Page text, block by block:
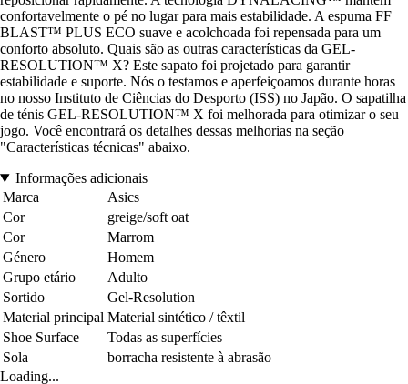
confortavelmente o pé no lugar para mais estabilidade. A espuma FF
BLAST™ PLUS ECO suave e acolchoada foi repensada para um
conforto absoluto. Quais são as outras características da GEL-
RESOLUTION™ X? Este sapato foi projetado para garantir
estabilidade e suporte. Nós o testamos e aperfeiçoamos durante horas
no nosso Instituto de Ciências do Desporto (ISS) no Japão. O sapatilha
de ténis GEL-RESOLUTION™ X foi melhorada para otimizar o seu
jogo. Você encontrará os detalhes dessas melhorias na seção
"Características técnicas" abaixo.
Informações adicionais
Marca
Asics
Cor
greige/soft oat
Cor
Marrom
Género
Homem
Grupo etário
Adulto
Sortido
Gel-Resolution
Material principal Material sintético / têxtil
Shoe Surface
Todas as superfícies
Sola
borracha resistente à abrasão
Loading...